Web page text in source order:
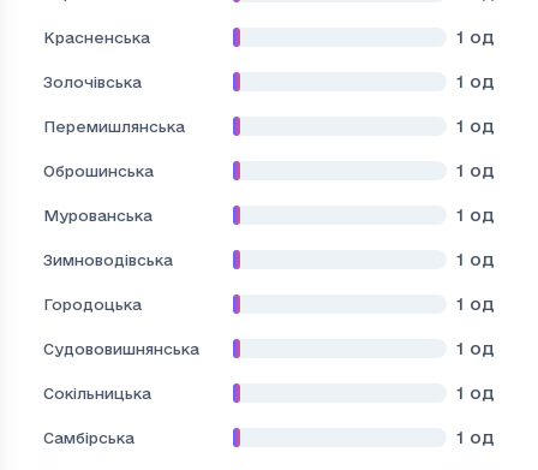
Красненська 1 од
Золочівська 1 од
Перемишлянська 1 од
Оброшинська 1 од
Мурованська 1 од
Зимноводівська 1 од
Городоцька 1 од
Судововишнянська 1 од
Сокільницька 1 од
Самбірська 1 од